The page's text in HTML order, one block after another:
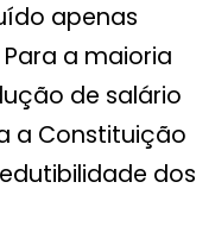
apenas
a maioria
de salário
a Constituição
dos